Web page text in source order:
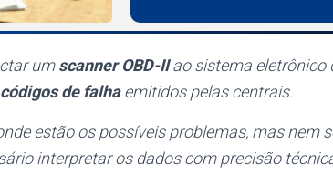
umscanner OBD-IIao sistema eletrônico
códigos de falhaemitidos pelas centrais.
estão os possíveis problemas, mas nem
interpretar os dados com precisão